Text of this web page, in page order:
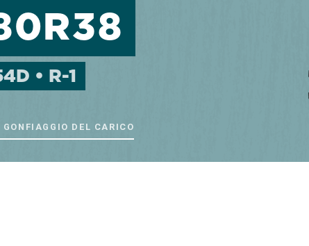
• R-1
DEL CARICO